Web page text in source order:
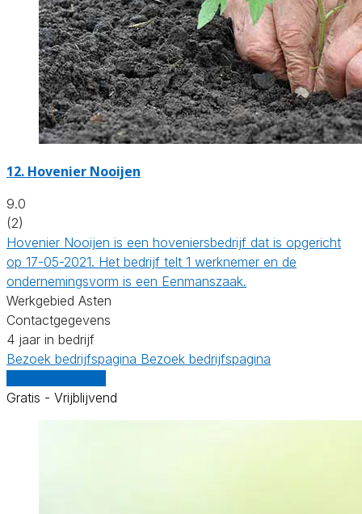
12. Hovenier Nooijen
9.0
(2)
Hovenier Nooijen is een hoveniersbedrijf dat is opgericht
op 17-05-2021. Het bedrijf telt 1 werknemer en de
ondernemingsvorm is een Eenmanszaak.
Werkgebied Asten
Contactgegevens
4 jaar in bedrijf
Bezoek bedrijfspagina Bezoek bedrijfspagina
Gratis - Vrijblijvend